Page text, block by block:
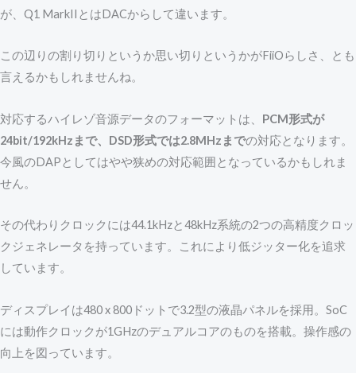
が、Q1 MarkIIとはDACからして違います。
この辺りの割り切りというか思い切りというかがFiiOらしさ、とも
言えるかもしれませんね。
対応するハイレゾ音源データのフォーマットは、 PCM形式が
24bit/192kHzまで、DSD形式では2.8MHzまでの対応となります。
今風のDAPとしてはやや狭めの対応範囲となっているかもしれま
せん。
その代わりクロックには44.1kHzと48kHz系統の2つの高精度クロッ
クジェネレータを持っています。これにより低ジッター化を追求
しています。
ディスプレイは480 x 800ドットで3.2型の液晶パネルを採用。SoC
には動作クロックが1GHzのデュアルコアのものを搭載。操作感の
向上を図っています。